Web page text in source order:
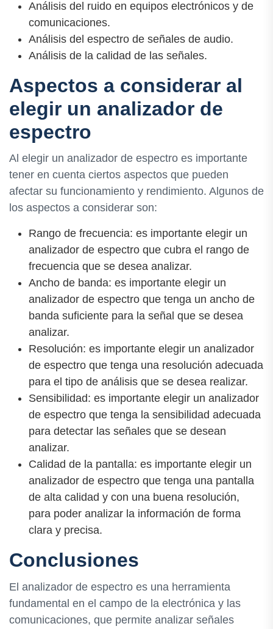
Análisis del ruido en equipos electrónicos y de
comunicaciones.
Análisis del espectro de señales de audio.
Análisis de la calidad de las señales.
Aspectos a considerar al
elegir un analizador de
espectro
Al elegir un analizador de espectro es importante
tener en cuenta ciertos aspectos que pueden
afectar su funcionamiento y rendimiento. Algunos de
los aspectos a considerar son:
Rango de frecuencia: es importante elegir un
analizador de espectro que cubra el rango de
frecuencia que se desea analizar.
Ancho de banda: es importante elegir un
analizador de espectro que tenga un ancho de
banda suficiente para la señal que se desea
analizar.
Resolución: es importante elegir un analizador
de espectro que tenga una resolución adecuada
para el tipo de análisis que se desea realizar.
Sensibilidad: es importante elegir un analizador
de espectro que tenga la sensibilidad adecuada
para detectar las señales que se desean
analizar.
Calidad de la pantalla: es importante elegir un
analizador de espectro que tenga una pantalla
de alta calidad y con una buena resolución,
para poder analizar la información de forma
clara y precisa.
Conclusiones
El analizador de espectro es una herramienta
fundamental en el campo de la electrónica y las
comunicaciones, que permite analizar señales